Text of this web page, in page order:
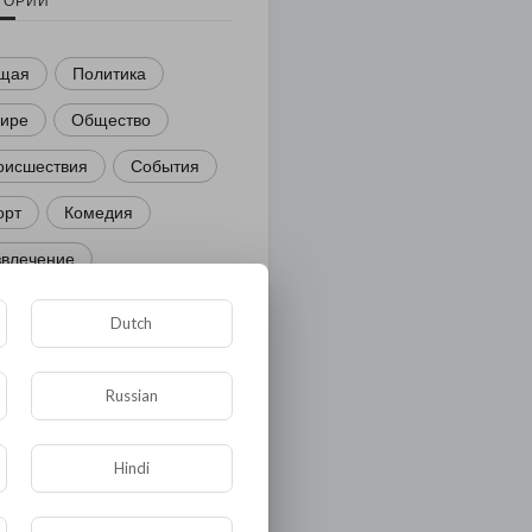
Политика
Общество
События
Комедия
и политика
Культура
ЖКХ
Медицина
Dutch
Russian
Hindi